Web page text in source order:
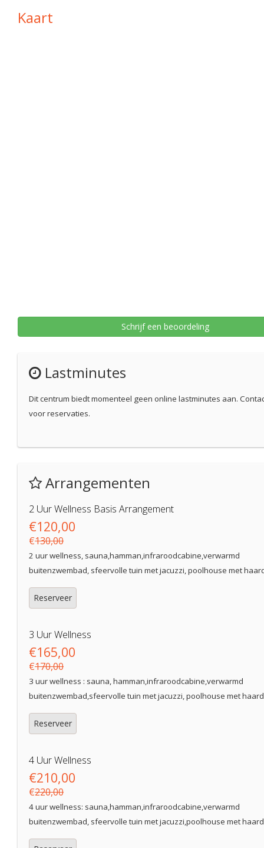
Kaart
Schrijf een beoordeling
Lastminutes
Dit centrum biedt momenteel geen online lastminutes aan.
voor reservaties.
Arrangementen
2 Uur Wellness Basis Arrangement
€120,00
€130,00
2 uur wellness, sauna,hamman,infraroodcabine,verwarmd
buitenzwembad, sfeervolle tuin met jacuzzi, poolhouse met
Reserveer
3 Uur Wellness
€165,00
€170,00
3 uur wellness : sauna, hamman,infraroodcabine,verwarmd
buitenzwembad,sfeervolle tuin met jacuzzi, poolhouse met
Reserveer
4 Uur Wellness
€210,00
€220,00
4 uur wellness: sauna,hamman,infraroodcabine,verwarmd
buitenzwembad, sfeervolle tuin met jacuzzi,poolhouse met